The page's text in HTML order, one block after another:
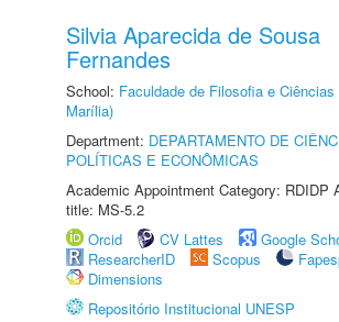
Silvia Aparecida de Sousa
Fernandes
School: Faculdade de Filosofia e
Marília)
Department: DEPARTAMENTO DE
POLÍTICAS E ECONÔMICAS
Academic Appointment Category: RDIDP
title: MS-5.2
Orcid
CV Lattes
Google
ResearcherID
Scopus
Dimensions
Repositório Institucional UNESP